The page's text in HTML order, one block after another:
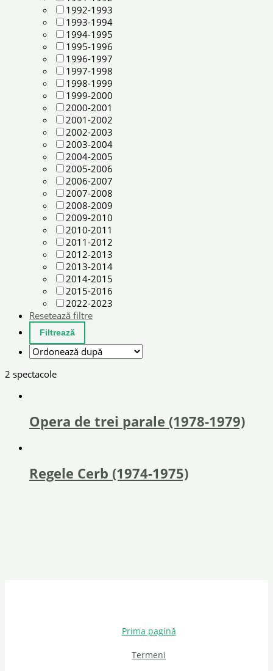
1992-1993
1993-1994
1994-1995
1995-1996
1996-1997
1997-1998
1998-1999
1999-2000
2000-2001
2001-2002
2002-2003
2003-2004
2004-2005
2005-2006
2006-2007
2007-2008
2008-2009
2009-2010
2010-2011
2011-2012
2012-2013
2013-2014
2014-2015
2015-2016
2022-2023
Resetează filtre
2 spectacole
Opera de trei parale (1978-1979)
Regele Cerb (1974-1975)
Prima pagină
Termeni